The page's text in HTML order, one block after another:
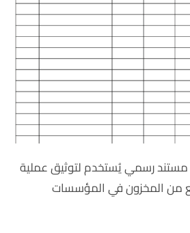
رسمي يُستخدم لتوثيق عملية
من المخزون في المؤسسات